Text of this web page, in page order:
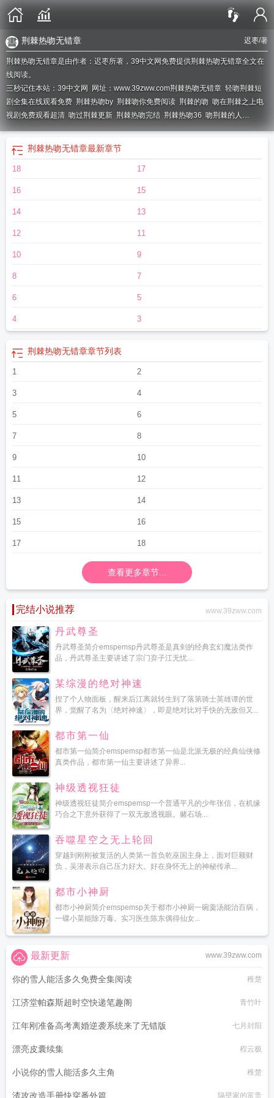
迟枣/著
荆棘热吻无错章
荆棘热吻无错章是由作者：迟枣所著，39中文网免费提供荆棘热吻无错章全文在
线阅读。
三秒记住本站：39中文网 网址：www.39zww.com荆棘热吻无错章 轻吻荆棘短
剧全集在线观看免费 荆棘热吻by 荆棘吻你免费阅读 荆棘的吻 吻在荆棘之上电
视剧免费观看超清 吻过荆棘更新 荆棘热吻完结 荆棘热吻36 吻荆棘的人
lofter荆棘热吻25章吻过荆棘短剧全集播放荆棘热吻37短剧合集吻过荆棘荆
棘热吻季 轻吻荆棘短剧 荆棘热吻16
读 吻荆棘的人 结局 lofter
荆棘热吻无错章最新章节
18 17
16 15
14 13
12 11
10 9
8 7
6 5
4 3
荆棘热吻无错章章节列表
1 2
3 4
5 6
7 8
9 10
11 12
13 14
15 16
17 18
查看更多章节...
完结小说推荐 www.39zww.com
丹武尊圣
丹武尊圣简介emspemsp丹武尊圣是真剑的经典玄幻魔法类作
品，丹武尊圣主要讲述了宗门弃子江无忧...
某综漫的绝对神速
捏了个人物面板，醒来后江离就转生到了落第骑士英雄谭的世
界，觉醒了名为〈绝对神速〉，即是绝对比对手快的无敌但又...
都市第一仙
都市第一仙简介emspemsp都市第一仙是北派无极的经典仙侠修
真类作品，都市第一仙主要讲述了异界...
神级透视狂徒
神级透视狂徒简介emspemsp一个普通平凡的少年张信，在机缘
巧合之下意外获得了一双无敌透视眼。赌石场...
吞噬星空之无上轮回
穿越到刚刚被复活的人类第一首负乾巫国主身上，面对巨额财
负，吴潜表示自己压力好大。好在身怀无上的神秘传承...
都市小神厨
都市小神厨简介emspemsp关于都市小神厨一碗羹汤能治百病，
一碟小菜能除万毒。实习医生陈东偶得仙女...
www.39zww.com
最新更新
你的雪人能活多久免费全集阅读 稚楚
江济堂帕森斯超时空快递笔趣阁 青竹叶
江年刚准备高考离婚逆袭系统来了无错版 七月封阳
漂亮皮囊续集 程云极
小说你的雪人能活多久主角 稚楚
渣攻改造手册快穿番外篇 隔壁家的富贵